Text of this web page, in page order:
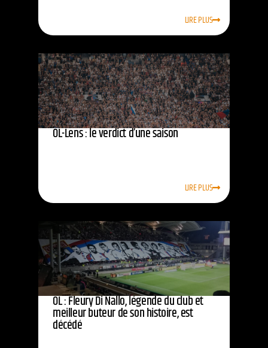
LIRE PLUS
OL-Lens : le verdict d’une saison
LIRE PLUS
OL : Fleury Di Nallo, légende du club et
meilleur buteur de son histoire, est
décédé